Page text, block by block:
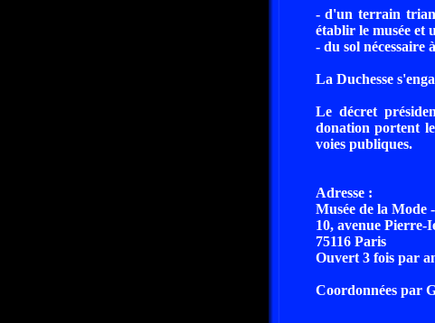
- d'un terrain
établir le musée et
- du sol nécessaire
La Duchesse
Le décret
donation portent
voies publiques.
Adresse :
Musée de la Mode
10, avenue Pierre-
75116 Paris
Ouvert 3 fois par
Coordonnées par